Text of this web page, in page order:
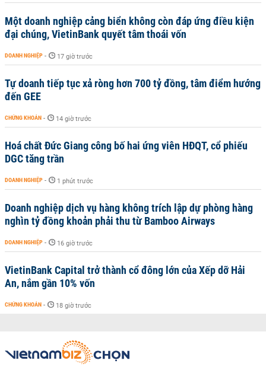
Một doanh nghiệp cảng biển không còn đáp ứng điều kiện
đại chúng, VietinBank quyết tâm thoái vốn
DOANH NGHIỆP - 17 giờ trước
Tự doanh tiếp tục xả ròng hơn 700 tỷ đồng, tâm điểm hướng
đến GEE
CHỨNG KHOÁN - 14 giờ trước
Hoá chất Đức Giang công bố hai ứng viên HĐQT, cổ phiếu
DGC tăng trần
DOANH NGHIỆP - 1 phút trước
Doanh nghiệp dịch vụ hàng không trích lập dự phòng hàng
nghìn tỷ đồng khoản phải thu từ Bamboo Airways
DOANH NGHIỆP - 16 giờ trước
VietinBank Capital trở thành cổ đông lớn của Xếp dỡ Hải
An, nắm gần 10% vốn
CHỨNG KHOÁN - 18 giờ trước